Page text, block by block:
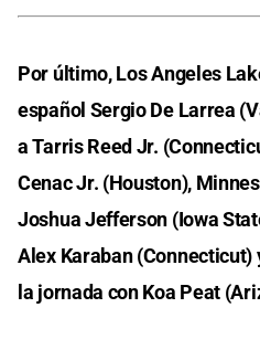
Por último, Los Angeles
español Sergio De Larrea
a Tarris Reed Jr.
Cenac Jr. (Houston),
Joshua Jefferson (Iowa
Alex Karaban
la jornada con Koa Peat